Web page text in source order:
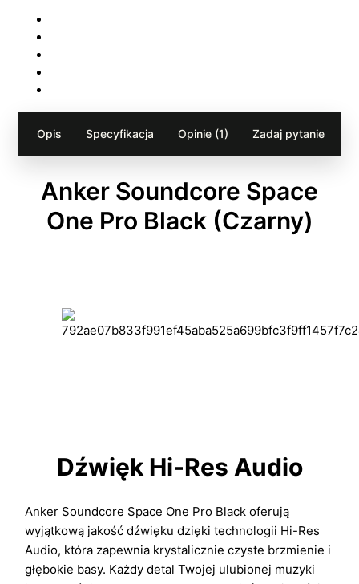
Opis Specyfikacja Opinie (1) Zadaj pytanie
Anker Soundcore Space
One Pro Black (Czarny)
Dźwięk Hi-Res Audio
Anker Soundcore Space One Pro Black oferują
wyjątkową jakość dźwięku dzięki technologii Hi-Res
Audio, która zapewnia krystalicznie czyste brzmienie i
głębokie basy. Każdy detal Twojej ulubionej muzyki